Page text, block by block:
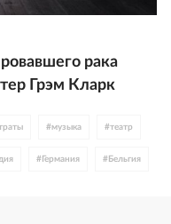
рака
Грэм Кларк
#музыка #театр
# Германия # Бельгия